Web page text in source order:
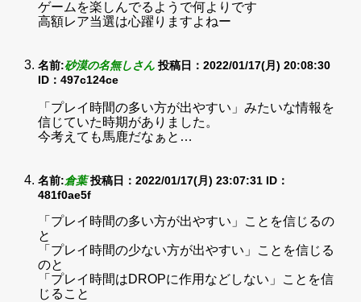
ゲームを楽しんでるようで何よりです
高額レア当選は心躍りますよねー
名前:砂漠の名無しさん 投稿日：2022/01/17(月) 20:08:30
ID：497c124ce
「プレイ時間の多い方が出やすい」みたいな情報を
信じていた時期がありました。
今考えても馬鹿だなぁと…
名前:倉葉 投稿日：2022/01/17(月) 23:07:31 ID：
481f0ae5f
「プレイ時間の多い方が出やすい」ことを信じるの
と
「プレイ時間の少ない方が出やすい」ことを信じる
のと
「プレイ時間はDROPに作用などしない」ことを信
じること